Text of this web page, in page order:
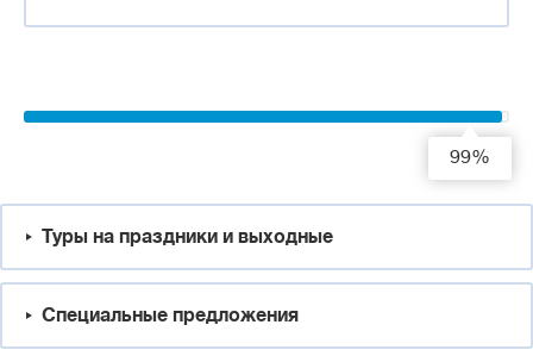
99%
Туры на праздники и выходные
Специальные предложения